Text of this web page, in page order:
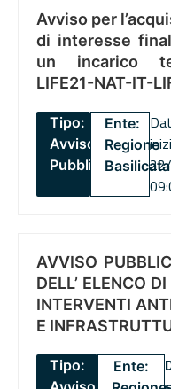
Avviso per
di interesse
un incarico
LIFE21-NAT-IT-
Tipo:
Avviso
Pubblico
Ente:
Regione
Basilicata
AVVISO
DELL’ ELENCO
INTERVENTI
E
Tipo:
Ente: